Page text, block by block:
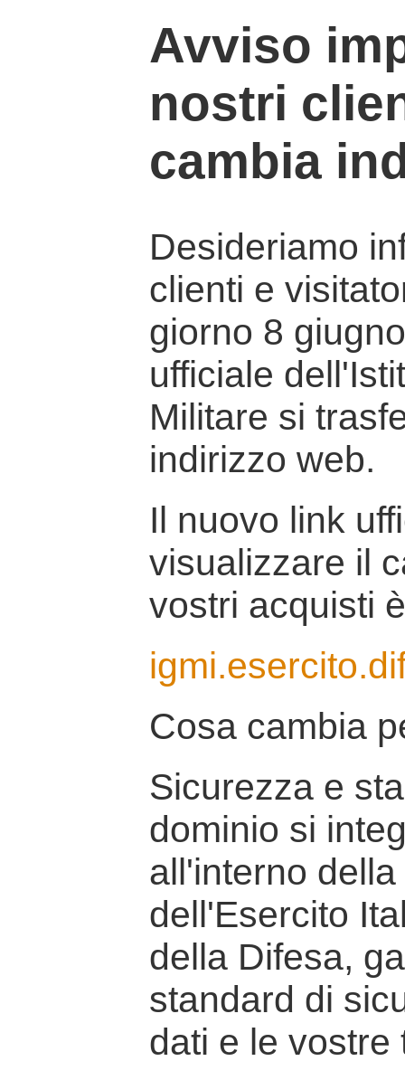
Avviso
nostri
cambia
Desideriamo
clienti e
giorno 8
ufficiale
Militare si
indirizzo web.
Il nuovo link
visualizzare il
vostri acquisti
Cosa cambia
Sicurezza e
dominio si
all'interno
dell'Esercito
della Difesa,
standard di
dati e le vostre